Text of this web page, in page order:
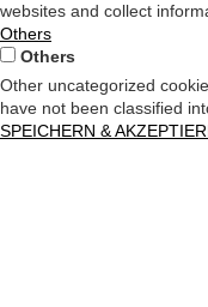
websites and collect
Others
Others
Other uncategorized
have not been classified
SPEICHERN &